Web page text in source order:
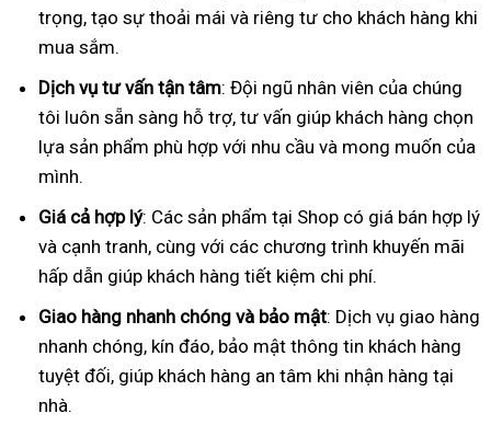
trọng, tạo sự thoải mái và riêng tư cho khách hàng khi
mua sắm.
Dịch vụ tư vấn tận tâm: Đội ngũ nhân viên của chúng
tôi luôn sẵn sàng hỗ trợ, tư vấn giúp khách hàng chọn
lựa sản phẩm phù hợp với nhu cầu và mong muốn của
mình.
Giá cả hợp lý: Các sản phẩm tại Shop có giá bán hợp lý
và cạnh tranh, cùng với các chương trình khuyến mãi
hấp dẫn giúp khách hàng tiết kiệm chi phí.
Giao hàng nhanh chóng và bảo mật: Dịch vụ giao hàng
nhanh chóng, kín đáo, bảo mật thông tin khách hàng
tuyệt đối, giúp khách hàng an tâm khi nhận hàng tại
nhà.